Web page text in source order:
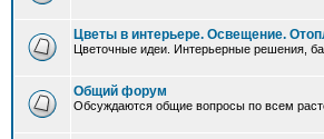
Цветы в интерьере. Освещение.
Цветочные идеи. Интерьерные решения,
Общий форум
Обсуждаются общие вопросы по всем